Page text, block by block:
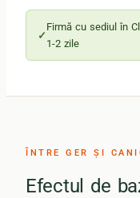
Firmă cu sediul în
1-2 zile
ÎNTRE GER ȘI
Efectul de